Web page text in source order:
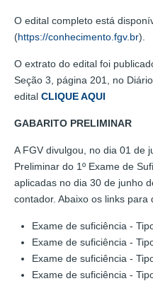
O edital completo está
(https://conhecimento.fgv.br).
O extrato do edital foi
Seção 3, página 201, no
edital CLIQUE AQUI
GABARITO PRELIMINAR
A FGV divulgou, no dia 01 de
Preliminar do 1º Exame de
aplicadas no dia 30 de junho
contador. Abaixo os links para
Exame de suficiência -
Exame de suficiência -
Exame de suficiência -
Exame de suficiência -